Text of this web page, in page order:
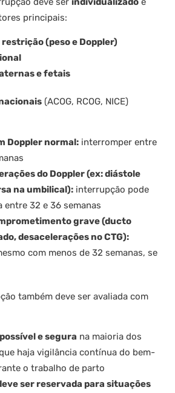
principais:
restrição (peso e Doppler)
e fetais
(ACOG, RCOG, NICE)
Doppler normal: interromper entre
do Doppler (ex: diástole
na umbilical): interrupção pode
entre 32 e 36 semanas
grave (ducto
desacelerações no CTG):
com menos de 32 semanas, se
também deve ser avaliada com
e segura na maioria dos
haja vigilância contínua do bem-
o trabalho de parto
ser reservada para situações